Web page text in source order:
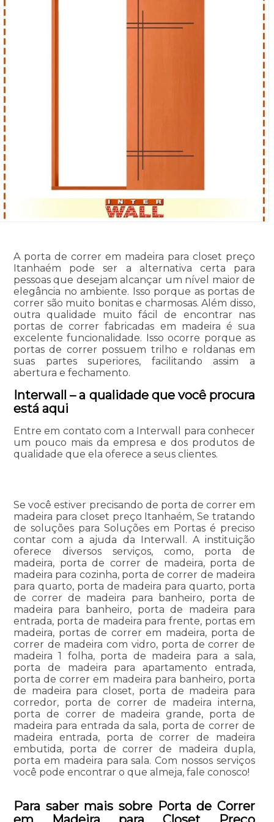
A porta de correr em madeira para closet preço
Itanhaém pode ser a alternativa certa para
pessoas que desejam alcançar um nível maior de
elegância no ambiente. Isso porque as portas de
correr são muito bonitas e charmosas. Além disso,
outra qualidade muito fácil de encontrar nas
portas de correr fabricadas em madeira é sua
excelente funcionalidade. Isso ocorre porque as
portas de correr possuem trilho e roldanas em
suas partes superiores, facilitando assim a
abertura e fechamento.
Interwall – a qualidade que você procura
está aqui
Entre em contato com a Interwall para conhecer
um pouco mais da empresa e dos produtos de
qualidade que ela oferece a seus clientes.
Se você estiver precisando de porta de correr em
madeira para closet preço Itanhaém, Se tratando
de soluções para Soluções em Portas é preciso
contar com a ajuda da Interwall. A instituição
oferece diversos serviços, como, porta de
madeira, porta de correr de madeira, porta de
madeira para cozinha, porta de correr de madeira
para quarto, porta de madeira para quarto, porta
de correr de madeira para banheiro, porta de
madeira para banheiro, porta de madeira para
entrada, porta de madeira para frente, portas em
madeira, portas de correr em madeira, porta de
correr de madeira com vidro, porta de correr de
madeira 1 folha, porta de madeira para a sala,
porta de madeira para apartamento entrada,
porta de correr em madeira para banheiro, porta
de madeira para closet, porta de madeira para
corredor, porta de correr de madeira interna,
porta de correr de madeira grande, porta de
madeira para entrada da sala, porta de correr de
madeira entrada, porta de correr de madeira
embutida, porta de correr de madeira dupla,
porta em madeira para sala. Com nossos serviços
você pode encontrar o que almeja, fale conosco!
Para saber mais sobre Porta de Correr